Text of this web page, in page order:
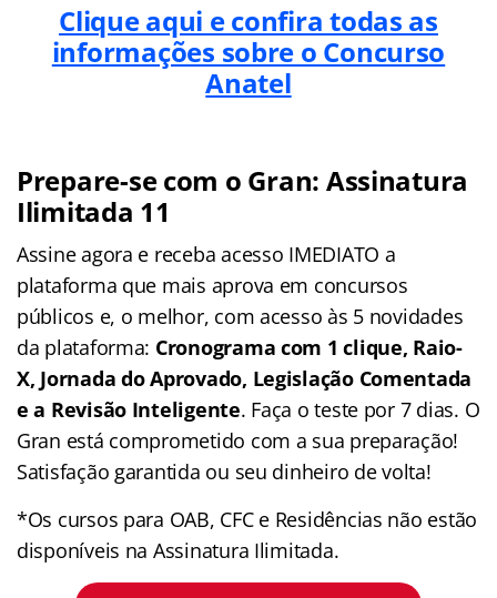
Clique aqui e confira todas as
informações sobre o Concurso
Anatel
Prepare-se com o Gran: Assinatura
Ilimitada 11
Assine agora e receba acesso IMEDIATO a
plataforma que mais aprova em concursos
públicos e, o melhor, com acesso às 5 novidades
da plataforma: Cronograma com 1 clique, Raio-
X, Jornada do Aprovado, Legislação Comentada
e a Revisão Inteligente. Faça o teste por 7 dias. O
Gran está comprometido com a sua preparação!
Satisfação garantida ou seu dinheiro de volta!
*Os cursos para OAB, CFC e Residências não estão
disponíveis na Assinatura Ilimitada.